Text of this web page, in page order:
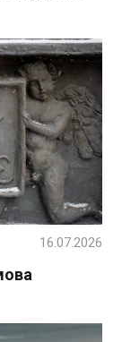
16.07.2026